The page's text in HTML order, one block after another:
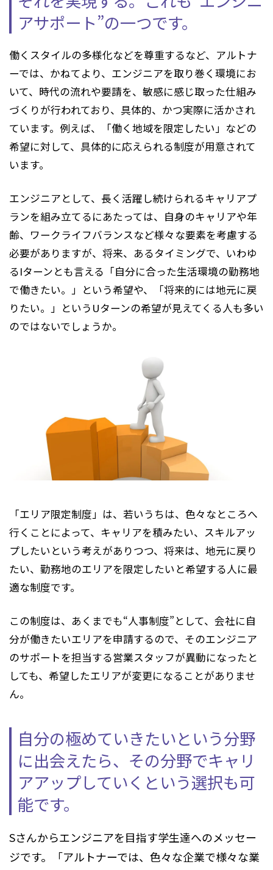
アサポート”の一つです。
働くスタイルの多様化などを尊重するなど、アルトナ
ーでは、かねてより、エンジニアを取り巻く環境にお
いて、時代の流れや要請を、敏感に感じ取った仕組み
づくりが行われており、具体的、かつ実際に活かされ
ています。例えば、「働く地域を限定したい」などの
希望に対して、具体的に応えられる制度が用意されて
います。
エンジニアとして、長く活躍し続けられるキャリアプ
ランを組み立てるにあたっては、自身のキャリアや年
齢、ワークライフバランスなど様々な要素を考慮する
必要がありますが、将来、あるタイミングで、いわゆ
るIターンとも言える「自分に合った生活環境の勤務地
で働きたい。」という希望や、「将来的には地元に戻
りたい。」というUターンの希望が見えてくる人も多い
のではないでしょうか。
「エリア限定制度」は、若いうちは、色々なところへ
行くことによって、キャリアを積みたい、スキルアッ
プしたいという考えがありつつ、将来は、地元に戻り
たい、勤務地のエリアを限定したいと希望する人に最
適な制度です。
この制度は、あくまでも“人事制度”として、会社に自
分が働きたいエリアを申請するので、そのエンジニア
のサポートを担当する営業スタッフが異動になったと
しても、希望したエリアが変更になることがありませ
ん。
自分の極めていきたいという分野
に出会えたら、 その分野でキャリ
アアップしていくという選択も可
能です。
Sさんからエンジニアを目指す学生達へのメッセー
ジです。「アルトナーでは、色々な企業で様々な業